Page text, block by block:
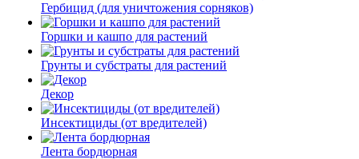
Гербицид (для уничтожения сорняков)
Горшки и кашпо для растений
Грунты и субстраты для растений
Декор
Инсектициды (от вредителей)
Лента бордюрная